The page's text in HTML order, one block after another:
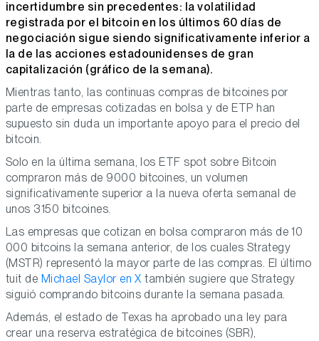
incertidumbre sin precedentes: la volatilidad
registrada por el bitcoin en los últimos 60 días de
negociación sigue siendo significativamente inferior a
la de las acciones estadounidenses de gran
capitalización (gráfico de la semana).
Mientras tanto, las continuas compras de bitcoines por
parte de empresas cotizadas en bolsa y de ETP han
supuesto sin duda un importante apoyo para el precio del
bitcoin.
Solo en la última semana, los ETF spot sobre Bitcoin
compraron más de 9000 bitcoines, un volumen
significativamente superior a la nueva oferta semanal de
unos 3150 bitcoines.
Las empresas que cotizan en bolsa compraron más de 10
000 bitcoins la semana anterior, de los cuales Strategy
(MSTR) representó la mayor parte de las compras. El último
tuit de Michael Saylor en X también sugiere que Strategy
siguió comprando bitcoins durante la semana pasada.
Además, el estado de Texas ha aprobado una ley para
crear una reserva estratégica de bitcoines (SBR),